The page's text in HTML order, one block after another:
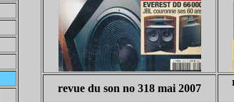
revue du son no 318 mai 2007